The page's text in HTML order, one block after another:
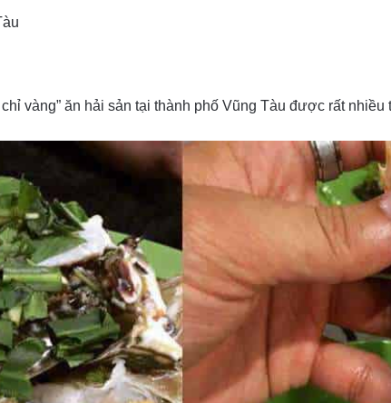
chỉ vàng” ăn hải sản tại thành phố Vũng Tàu được rất